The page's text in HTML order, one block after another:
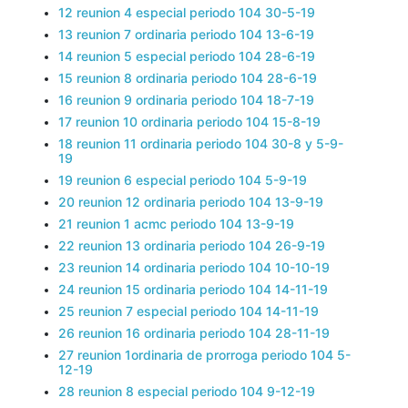
12 reunion 4 especial periodo 104 30-5-19
13 reunion 7 ordinaria periodo 104 13-6-19
14 reunion 5 especial periodo 104 28-6-19
15 reunion 8 ordinaria periodo 104 28-6-19
16 reunion 9 ordinaria periodo 104 18-7-19
17 reunion 10 ordinaria periodo 104 15-8-19
18 reunion 11 ordinaria periodo 104 30-8 y 5-9-
19
19 reunion 6 especial periodo 104 5-9-19
20 reunion 12 ordinaria periodo 104 13-9-19
21 reunion 1 acmc periodo 104 13-9-19
22 reunion 13 ordinaria periodo 104 26-9-19
23 reunion 14 ordinaria periodo 104 10-10-19
24 reunion 15 ordinaria periodo 104 14-11-19
25 reunion 7 especial periodo 104 14-11-19
26 reunion 16 ordinaria periodo 104 28-11-19
27 reunion 1ordinaria de prorroga periodo 104 5-
12-19
28 reunion 8 especial periodo 104 9-12-19